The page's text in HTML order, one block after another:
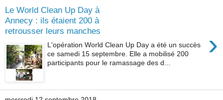
Le World Clean Up Day à
Annecy : ils étaient 200 à
retrousser leurs manches
›
L'opération World Clean Up Day a été un succès
ce samedi 15 septembre. Elle a mobilisé 200
participants pour le ramassage des d...